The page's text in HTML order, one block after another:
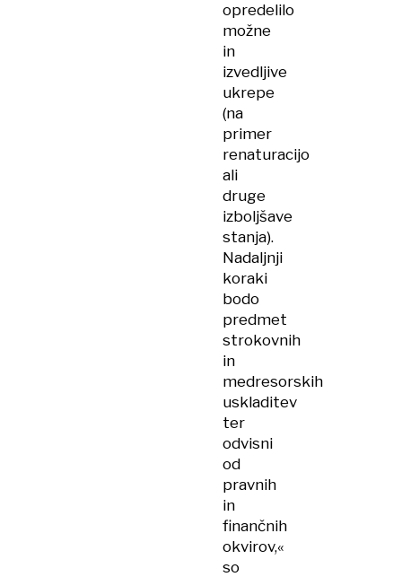
opredelilo
možne
in
izvedljive
ukrepe
(na
primer
renaturacijo
ali
druge
izboljšave
stanja).
Nadaljnji
koraki
bodo
predmet
strokovnih
in
medresorskih
uskladitev
ter
odvisni
od
pravnih
in
finančnih
okvirov,«
so